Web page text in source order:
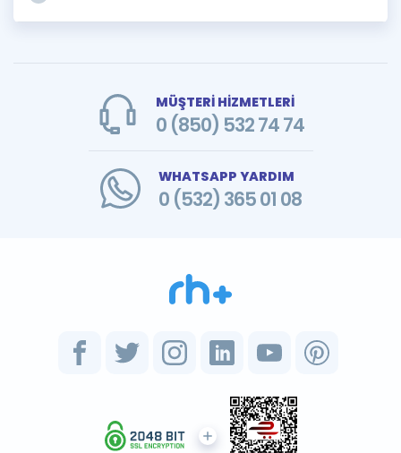
MÜŞTERİ HİZMETLERİ
0 (850) 532 74 74
WHATSAPP YARDIM
0 (532) 365 01 08